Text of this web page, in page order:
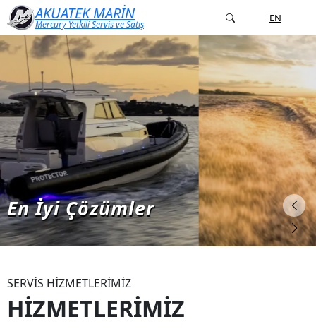
AKUATEK MARİN
Mercury Yetkili Servis ve Satış
EN
En İyi Çözümler
SERVİS HİZMETLERİMİZ
HİZMETLERİMİZ